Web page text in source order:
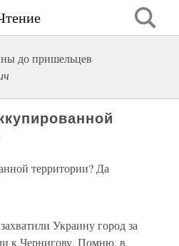
до пришельцев
территории? Да
Украину город за
к Чернигову. Помню, в